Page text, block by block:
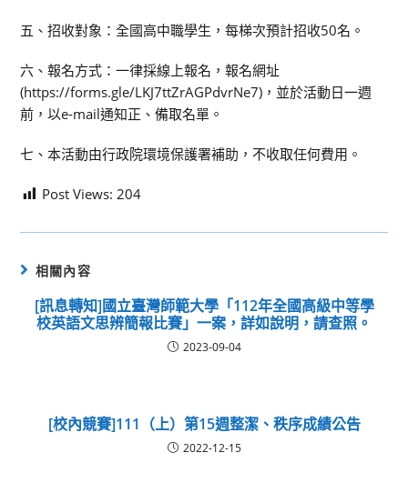
五、招收對象：全國高中職學生，每梯次預計招收50名。
六、報名方式：一律採線上報名，報名網址
(https://forms.gle/LKJ7ttZrAGPdvrNe7)，並於活動日一週
前，以e-mail通知正、備取名單。
七、本活動由行政院環境保護署補助，不收取任何費用。
Post Views: 204
相關內容
[訊息轉知]國立臺灣師範大學「112年全國高級中等學
校英語文思辨簡報比賽」一案，詳如說明，請查照。
2023-09-04
[校內競賽]111（上）第15週整潔、秩序成績公告
2022-12-15